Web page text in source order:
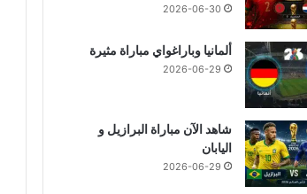
2026-06-30
ألمانيا وباراغواي مباراة مثيرة
2026-06-29
شاهد الآن مباراة البرازيل و
اليابان
2026-06-29